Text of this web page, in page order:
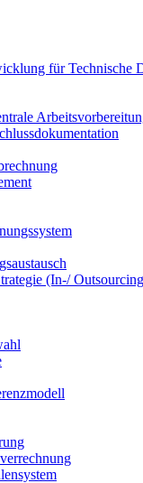
für Technische
(In-/